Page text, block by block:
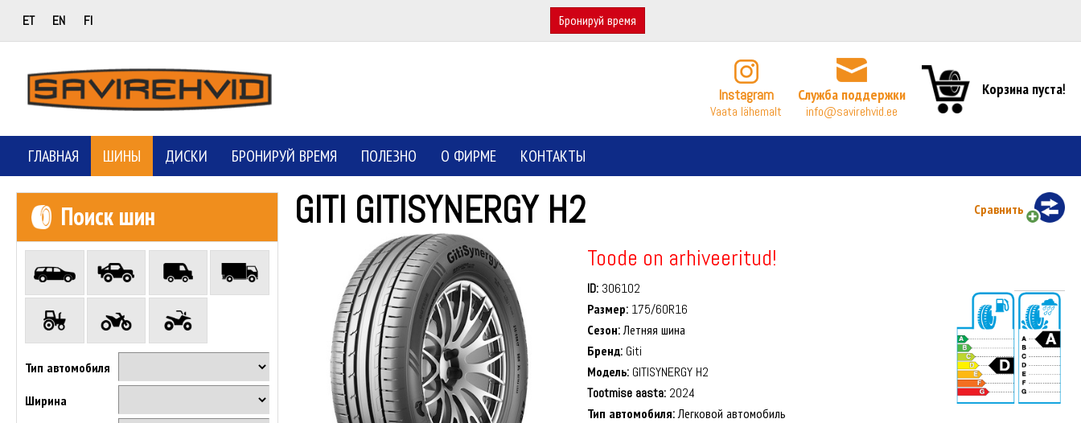
ET EN FI Бронируй время
Instagram
Vaata lähemalt
Служба поддержки
info@savirehvid.ee
Корзина пуста!
ГЛАВНАЯ ШИНЫ ДИСКИ БРОНИРУЙ ВРЕМЯ ПОЛЕЗНО О ФИРМЕ КОНТАКТЫ
Поиск шин
Тип автомобиля
Ширина
GITI GITISYNERGY H2 Сравнить
Toode on arhiveeritud!
ID: 306102
Размер: 175/60R16
Сезон:Летняя шина
Бренд: Giti
Модель: GITISYNERGY H2
Tootmise aasta: 2024
Тип автомобиля:Легковой автомобиль